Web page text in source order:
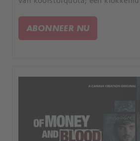
Simon.
ABONNEER NU